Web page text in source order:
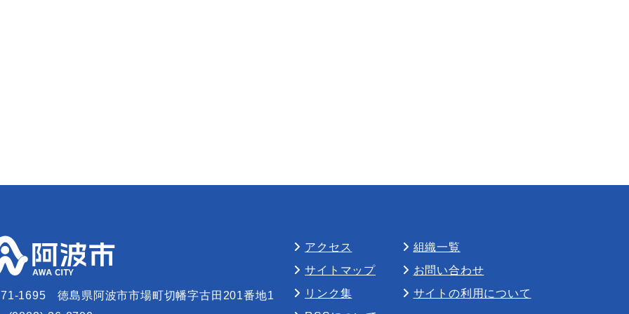
1695
徳島県阿波市市場町切幡字古田201番地1
アクセス
組織一覧
サイトマップ
お問い合わせ
リンク集
サイトの利用について